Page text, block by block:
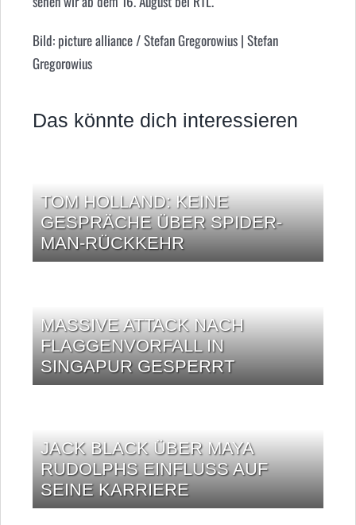
Bild: picture alliance / Stefan Gregorowius | Stefan
Gregorowius
Das könnte dich interessieren
TOM HOLLAND: KEINE
GESPRÄCHE ÜBER SPIDER-
MAN-RÜCKKEHR
MASSIVE ATTACK NACH
FLAGGENVORFALL IN
SINGAPUR GESPERRT
JACK BLACK ÜBER MAYA
RUDOLPHS EINFLUSS AUF
SEINE KARRIERE